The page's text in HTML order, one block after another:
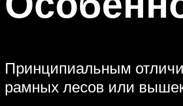
Принципиальным
рамных лесов или